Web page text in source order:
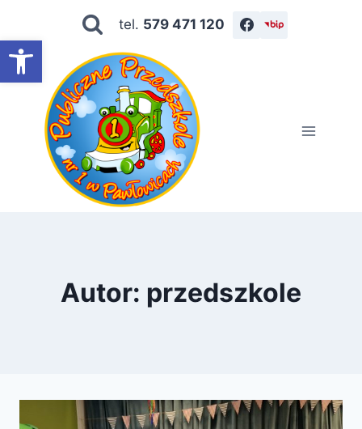
Otwórz pasek narzędzi
tel. 579 471 120
Autor: przedszkole